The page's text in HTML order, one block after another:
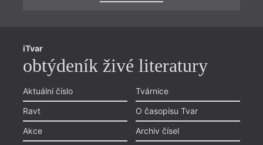
iTvar
obtýdeník živé literatury
Aktuální číslo
Ravt
Akce
Tvárnice
O časopisu Tvar
Archiv čísel